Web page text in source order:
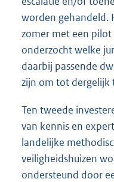
worden gehandeld.
zomer met een
onderzocht welke
daarbij passende
zijn om tot dergelijk
Ten tweede
van kennis en
landelijke
veiligheidshuizen
ondersteund door